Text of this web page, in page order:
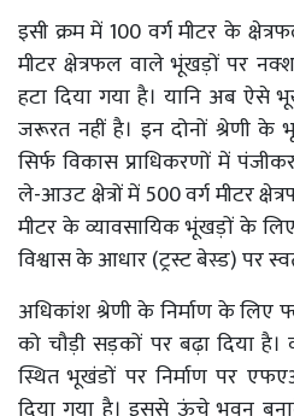
इसी क्रम में 100 वर्ग मीटर के
मीटर क्षेत्रफल वाले भूंखड़ों पर
हटा दिया गया है। यानि अब ऐसे
जरूरत नहीं है। इन दोनों श्रेणी के
सिर्फ विकास प्राधिकरणों में
ले-आउट क्षेत्रों में 500 वर्ग मीटर
मीटर के व्यावसायिक भूंखड़ों के
विश्वास के आधार (ट्रस्ट बेस्ड) पर
अधिकांश श्रेणी के निर्माण के लिए
को चौड़ी सड़कों पर बढ़ा दिया
स्थित भूखंडों पर निर्माण पर